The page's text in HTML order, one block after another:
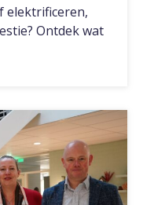
elektrificeren,
Ontdek wat